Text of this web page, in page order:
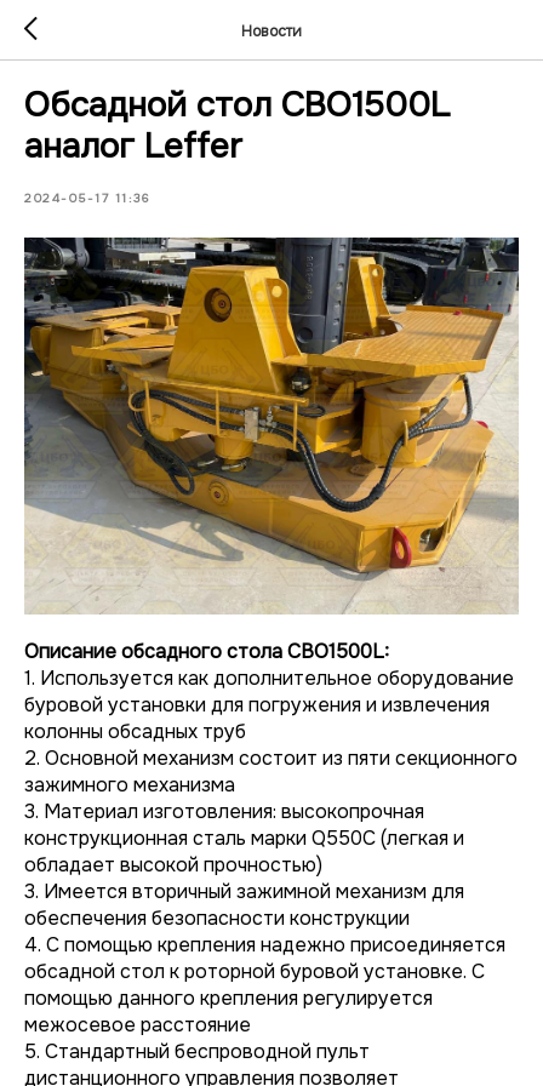
Новости
Обсадной стол CBO1500L
аналог Leffer
2024-05-17 11:36
Описание обсадного стола CBO1500L:
1. Используется как дополнительное оборудование
буровой установки для погружения и извлечения
колонны обсадных труб
2. Основной механизм состоит из пяти секционного
зажимного механизма
3. Материал изготовления: высокопрочная
конструкционная сталь марки Q550C (легкая и
обладает высокой прочностью)
3. Имеется вторичный зажимной механизм для
обеспечения безопасности конструкции
4. С помощью крепления надежно присоединяется
обсадной стол к роторной буровой установке. С
помощью данного крепления регулируется
межосевое расстояние
5. Стандартный беспроводной пульт
дистанционного управления позволяет